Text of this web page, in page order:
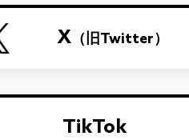
X （旧Twitter）
TikTok